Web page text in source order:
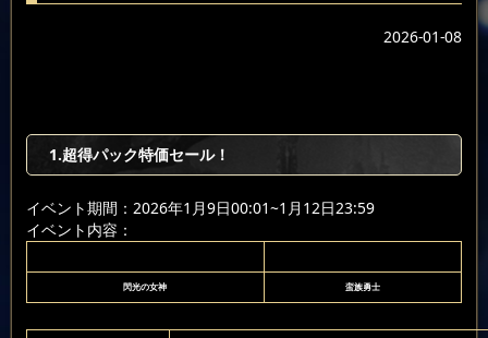
2026-01-08
1.超得パック特価セール！
イベント期間：2026年1月9日00:01~1月12日23:59
イベント内容：
閃光の女神 蛮族勇士